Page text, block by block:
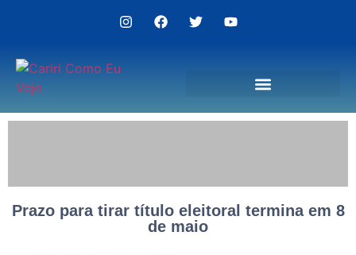
Prazo para tirar título eleitoral termina em 8
de maio